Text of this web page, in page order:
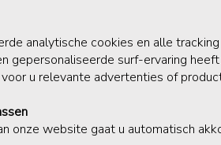
analytische cookies en alle
gepersonaliseerde surf-ervaring
u relevante advertenties of
onze website gaat u automatisch